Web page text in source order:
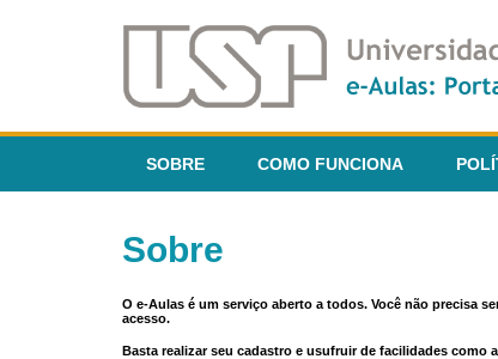
SOBRE COMO FUNCIONA
Sobre
O e-Aulas é um serviço aberto a todos. Você não precisa
acesso.
Basta realizar seu cadastro e usufruir de facilidades